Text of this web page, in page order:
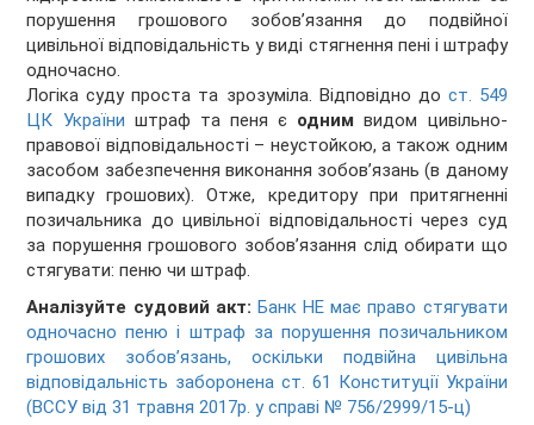
порушення грошового зобов’язання до подвійної
цивільної відповідальність у виді стягнення пені і штрафу
одночасно.
Логіка суду проста та зрозуміла. Відповідно до ст. 549
ЦК України штраф та пеня є одним видом цивільно-
правової відповідальності – неустойкою, а також одним
засобом забезпечення виконання зобов’язань (в даному
випадку грошових). Отже, кредитору при притягненні
позичальника до цивільної відповідальності через суд
за порушення грошового зобов’язання слід обирати що
стягувати: пеню чи штраф.
Аналізуйте судовий акт: Банк НЕ має право стягувати
одночасно пеню і штраф за порушення позичальником
грошових зобов’язань, оскільки подвійна цивільна
відповідальність заборонена ст. 61 Конституції України
(ВССУ від 31 травня 2017р. у справі № 756/2999/15-ц)